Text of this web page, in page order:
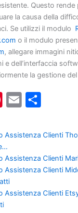
Questo rende
la causa della
Se utilizzi il modulo
o il modulo
, allegare immagini
e dell’interfaccia
la gestione
Pi
er
e
st
E
ai n
vi
di
Assistenza Clienti
Assistenza Clienti
Assistenza Clienti
Assistenza Clienti